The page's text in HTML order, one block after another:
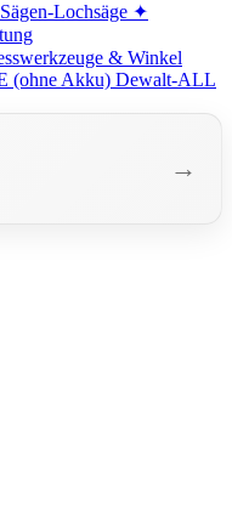
Lochsäge ✦
& Winkel
(ohne Akku) Dewalt-ALL
→